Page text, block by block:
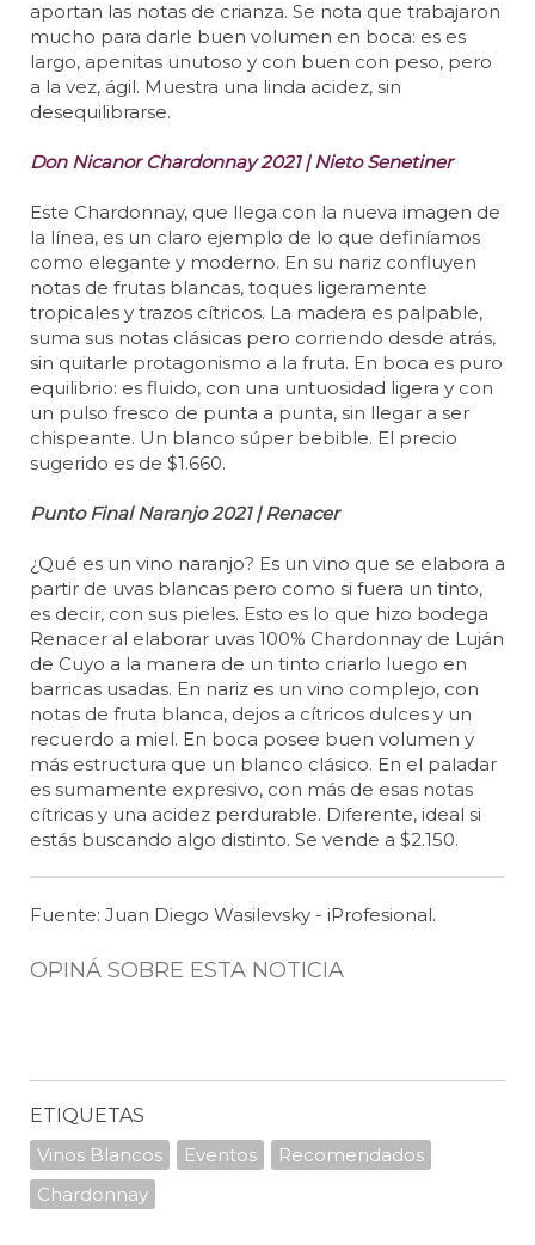
aportan las notas de crianza. Se nota que trabajaron
mucho para darle buen volumen en boca: es es
largo, apenitas unutoso y con buen con peso, pero
a la vez, ágil. Muestra una linda acidez, sin
desequilibrarse.
Don Nicanor Chardonnay 2021 | Nieto Senetiner
Este Chardonnay, que llega con la nueva imagen de
la línea, es un claro ejemplo de lo que definíamos
como elegante y moderno. En su nariz confluyen
notas de frutas blancas, toques ligeramente
tropicales y trazos cítricos. La madera es palpable,
suma sus notas clásicas pero corriendo desde atrás,
sin quitarle protagonismo a la fruta. En boca es puro
equilibrio: es fluido, con una untuosidad ligera y con
un pulso fresco de punta a punta, sin llegar a ser
chispeante. Un blanco súper bebible. El precio
sugerido es de $1.660.
Punto Final Naranjo 2021 | Renacer
¿Qué es un vino naranjo? Es un vino que se elabora a
partir de uvas blancas pero como si fuera un tinto,
es decir, con sus pieles. Esto es lo que hizo bodega
Renacer al elaborar uvas 100% Chardonnay de Luján
de Cuyo a la manera de un tinto criarlo luego en
barricas usadas. En nariz es un vino complejo, con
notas de fruta blanca, dejos a cítricos dulces y un
recuerdo a miel. En boca posee buen volumen y
más estructura que un blanco clásico. En el paladar
es sumamente expresivo, con más de esas notas
cítricas y una acidez perdurable. Diferente, ideal si
estás buscando algo distinto. Se vende a $2.150.
Fuente: Juan Diego Wasilevsky - iProfesional.
OPINÁ SOBRE ESTA NOTICIA
ETIQUETAS
Vinos Blancos
Eventos
Recomendados
Chardonnay